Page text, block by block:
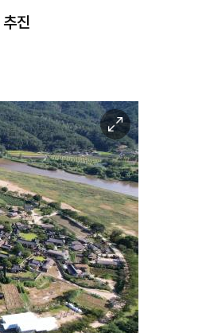
진
이
미
지
확
대